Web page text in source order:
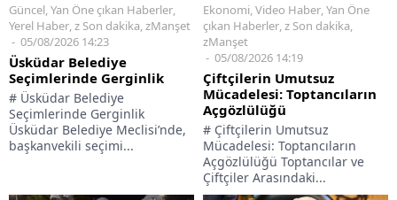
Güncel Yan Öne çıkan Haberler
Yerel Haber z Son dakika zManşet
05/08/2026 14:23
Üsküdar Belediye
Seçimlerinde Gerginlik
# Üsküdar Belediye
Seçimlerinde Gerginlik
Üsküdar Belediye Meclisi’nde,
başkanvekili seçimi...
Ekonomi Video Haber Yan Öne
çıkan Haberler z Son dakika
zManşet
05/08/2026 14:19
Çiftçilerin Umutsuz
Mücadelesi: Toptancıların
Açgözlülüğü
# Çiftçilerin Umutsuz
Mücadelesi: Toptancıların
Açgözlülüğü Toptancılar ve
Çiftçiler Arasındaki...